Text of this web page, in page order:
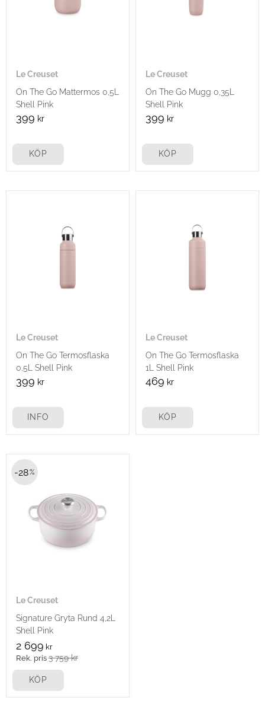
Le Creuset
On The Go Mattermos 0,5L
Shell Pink
399 kr
KÖP
Le Creuset
On The Go Mugg 0,35L
Shell Pink
399 kr
KÖP
Le Creuset
On The Go Termosflaska
0,5L Shell Pink
399 kr
INFO
Le Creuset
On The Go Termosflaska
1L Shell Pink
469 kr
KÖP
Le Creuset
Signature Gryta Rund 4,2L
Shell Pink
2 699 kr
3 759kr
28%
KÖP